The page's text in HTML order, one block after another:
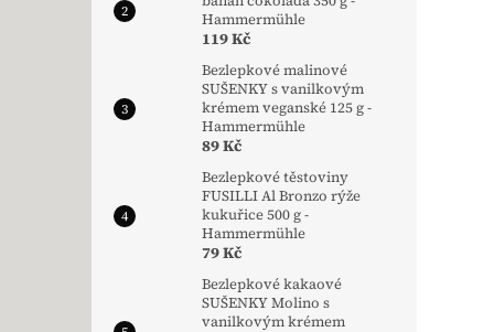
Hammermühle
119 Kč
Bezlepkové malinové
SUŠENKY s vanilkovým
krémem veganské 125 g -
Hammermühle
89 Kč
Bezlepkové těstoviny
FUSILLI Al Bronzo rýže
kukuřice 500 g -
Hammermühle
79 Kč
Bezlepkové kakaové
SUŠENKY Molino s
vanilkovým krémem